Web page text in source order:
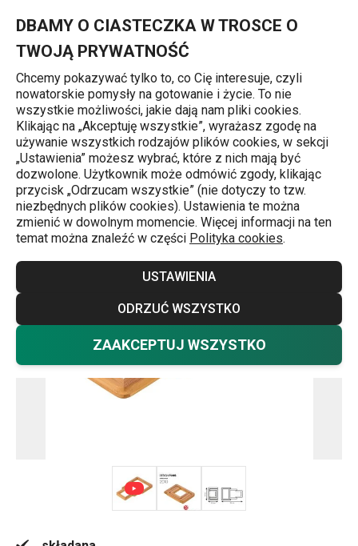
DBAMY O CIASTECZKA W TROSCE O
TWOJĄ PRYWATNOŚĆ
Chcemy pokazywać tylko to, co Cię interesuje, czyli
nowatorskie pomysły na gotowanie i życie. To nie
wszystkie możliwości, jakie dają nam pliki cookies.
Klikając na „Akceptuję wszystkie”, wyrażasz zgodę na
używanie wszystkich rodzajów plików cookies, w sekcji
„Ustawienia” możesz wybrać, które z nich mają być
dozwolone. Użytkownik może odmówić zgody, klikając
przycisk „Odrzucam wszystkie” (nie dotyczy to tzw.
niezbędnych plików cookies). Ustawienia te można
zmienić w dowolnym momencie. Więcej informacji na ten
temat można znaleźć w części Polityka cookies.
USTAWIENIA
ODRZUĆ WSZYSTKO
ZAAKCEPTUJ WSZYSTKO
Podkładki pod garnki
Podstawka rozkładana ONLINE,
drewniana